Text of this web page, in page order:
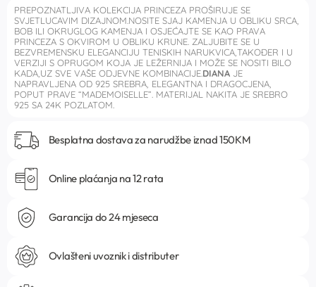
PREPOZNATLJIVA KOLEKCIJA PRINCEZA PROŠIRUJE SE
SVJETLUCAVIM DIZAJNOM.NOSITE SJAJ KAMENJA U OBLIKU SRCA,
BOB ILI OKRUGLOG KAMENJA I OSJEĆAJTE SE KAO PRAVA
PRINCEZA S OKVIROM U OBLIKU KRUNE. ZALJUBITE SE U
BEZVREMENSKU ELEGANCIJU TENISKIH NARUKVICA,TAKOĐER I U
VERZIJI S OPRUGOM KOJA JE LEŽERNIJA I MOŽE SE NOSITI BILO
KADA,UZ SVE VAŠE ODJEVNE KOMBINACIJE.DIANA JE
NAPRAVLJENA OD 925 SREBRA, ELEGANTNA I DRAGOCJENA,
POPUT PRAVE “MADEMOISELLE”. MATERIJAL NAKITA JE SREBRO
925 SA 24K POZLATOM.
Besplatna dostava za narudžbe iznad 150KM
Online plaćanja na 12 rata
Garancija do 24 mjeseca
Ovlašteni uvoznik i distributer